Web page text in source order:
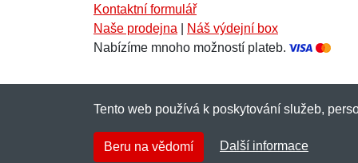
Přidat
Přidat
Kontaktní formulář
Naše prodejna
Náš výdejní box
Nabízíme mnoho možností plateb.
Tento web používá k poskytování služeb,
Beru na vědomí Další informace